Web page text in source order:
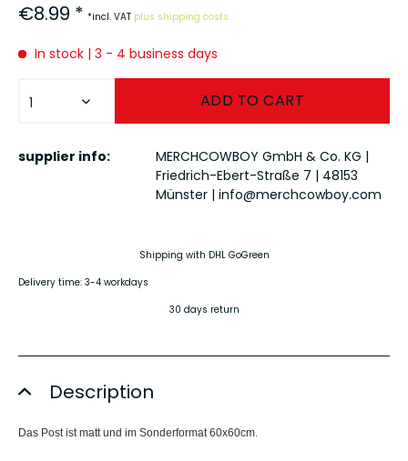
€8.99 * *incl. VAT plus shipping costs
In stock | 3 - 4 business days
ADD TO CART
supplier info:
MERCHCOWBOY GmbH & Co. KG |
Friedrich-Ebert-Straße 7 | 48153
Münster | info@merchcowboy.com
Shipping with DHL GoGreen
Delivery time: 3-4 workdays
30 days return
Description
Das Post ist matt und im Sonderformat 60x60cm.